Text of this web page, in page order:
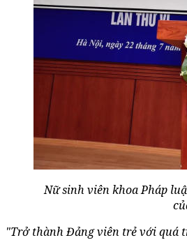
Nữ sinh viên khoa Pháp
"Trở thành Đảng viên trẻ với quá